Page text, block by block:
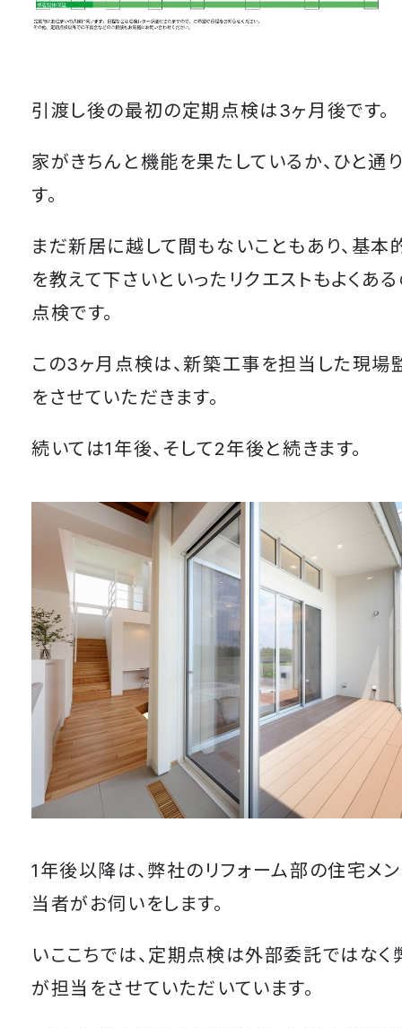
引渡し後の最初の定期点検は3ヶ月後です。
家がきちんと機能を果たしているか、ひと通
す。
まだ新居に越して間もないこともあり、基
を教えて下さいといったリクエストもよくあ
点検です。
この3ヶ月点検は、新築工事を担当した現場
をさせていただきます。
続いては1年後、そして2年後と続きます。
1年後以降は、弊社のリフォーム部の住宅メ
当者がお伺いをします。
いここちでは、定期点検は外部委託ではな
が担当をさせていただいています。